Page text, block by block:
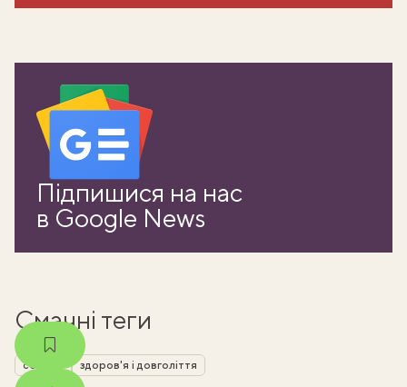
Підпишися на нас
в Google News
Смачні теги
селера здоров'я і довголіття